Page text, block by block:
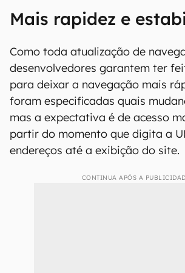
Mais rapidez e
Como toda atualização de
desenvolvedores garantem ter
para deixar a navegação mais
foram especificadas quais
mas a expectativa é de acesso
partir do momento que digita a
endereços até a exibição do site.
CONTINUA APÓS A